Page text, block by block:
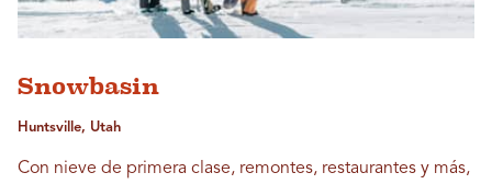
Snowbasin
Huntsville, Utah
Con nieve de primera clase, remontes, restaurantes y más,